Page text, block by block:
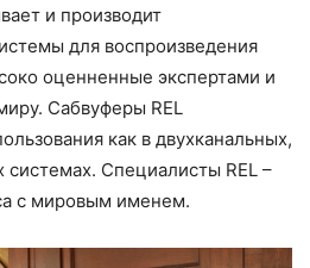
и производит
для воспроизведения
оценненные экспертами и
Сабвуферы REL
как в двухканальных,
системах. Специалисты REL –
с мировым именем.